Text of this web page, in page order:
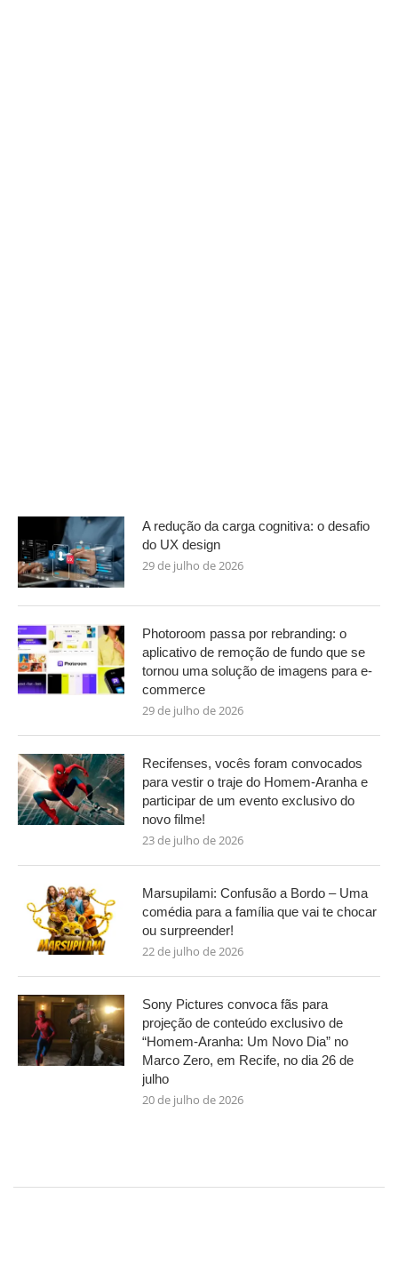
A redução da carga cognitiva: o desafio
do UX design
29 de julho de 2026
Photoroom passa por rebranding: o
aplicativo de remoção de fundo que se
tornou uma solução de imagens para e-
commerce
29 de julho de 2026
Recifenses, vocês foram convocados
para vestir o traje do Homem-Aranha e
participar de um evento exclusivo do
novo filme!
23 de julho de 2026
Marsupilami: Confusão a Bordo – Uma
comédia para a família que vai te chocar
ou surpreender!
22 de julho de 2026
Sony Pictures convoca fãs para
projeção de conteúdo exclusivo de
“Homem-Aranha: Um Novo Dia” no
Marco Zero, em Recife, no dia 26 de
julho
20 de julho de 2026